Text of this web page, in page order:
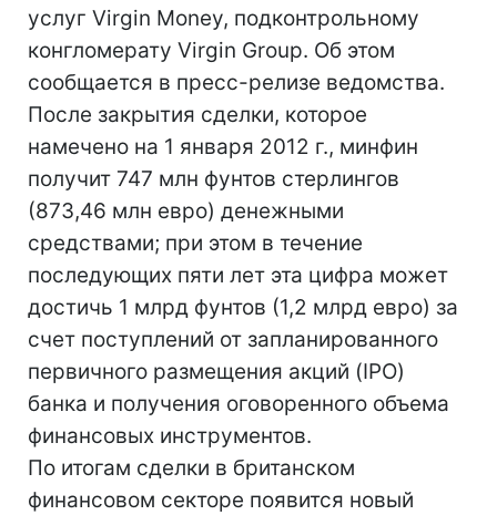
услуг Virgin Money, подконтрольному
конгломерату Virgin Group. Об этом
сообщается в пресс-релизе ведомства.
После закрытия сделки, которое
намечено на 1 января 2012 г., минфин
получит 747 млн фунтов стерлингов
(873,46 млн евро) денежными
средствами; при этом в течение
последующих пяти лет эта цифра может
достичь 1 млрд фунтов (1,2 млрд евро) за
счет поступлений от запланированного
первичного размещения акций (IPO)
банка и получения оговоренного объема
финансовых инструментов.
По итогам сделки в британском
финансовом секторе появится новый